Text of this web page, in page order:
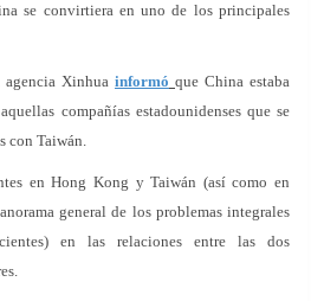
se convirtiera en uno de los principales
Xinhua informó que China estaba
compañías estadounidenses que se
con Taiwán.
en Hong Kong y Taiwán (así como en
general de los problemas integrales
en las relaciones entre las dos